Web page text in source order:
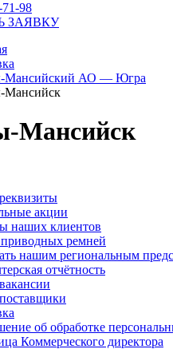
98
ЗАЯВКУ
Мансийский АО — Югра
Мансийск
Мансийск
акции
наших клиентов
ремней
нашим региональным
отчётность
об обработке
Коммерческого директора